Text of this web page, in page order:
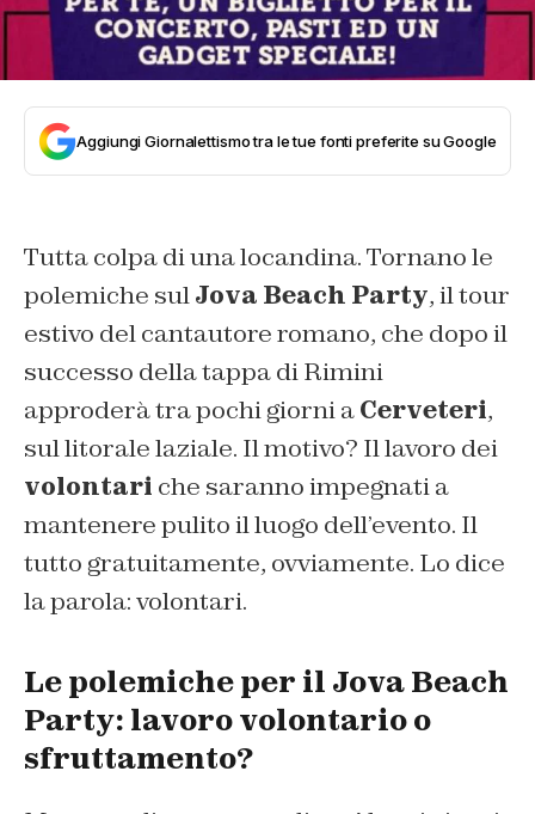
Aggiungi Giornalettismo tra le tue fonti preferite su Google
Tutta colpa di una locandina. Tornano le
polemiche sulJova Beach Party, il tour
estivo del cantautore romano, che dopo il
successo della tappa di Rimini
approderà tra pochi giorni aCerveteri,
sul litorale laziale. Il motivo? Il lavoro dei
volontari che saranno impegnati a
mantenere pulito il luogo dell’evento. Il
tutto gratuitamente, ovviamente. Lo dice
la parola: volontari.
Le polemiche per il Jova Beach
Party: lavoro volontario o
sfruttamento?